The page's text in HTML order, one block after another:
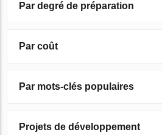
Par degré de préparation
Par coût
Par mots-clés populaires
Projets de développement